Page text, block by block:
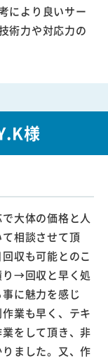
により良いサー
術力や対応力の
様
大体の価格と人
相談させて頂
収も可能とのこ
り→回収と早く処
に魅力を感じ
業も早く、テキ
をして頂き、非
ました。又、作